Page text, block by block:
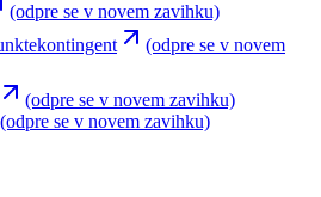
(odpre se v novem zavihku)
(odpre se v novem
(odpre se v novem zavihku)
(odpre se v novem zavihku)